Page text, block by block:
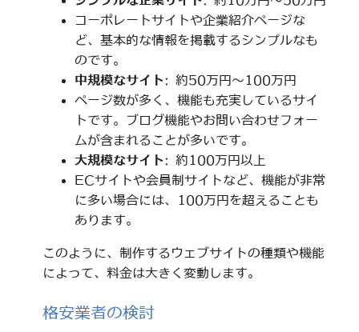
コーポレートサイトや企業紹介ページな
ど、基本的な情報を掲載するシンプルなも
のです。
中規模なサイト: 約50万円～100万円
ページ数が多く、機能も充実しているサイ
トです。ブログ機能やお問い合わせフォー
ムが含まれることが多いです。
大規模なサイト: 約100万円以上
ECサイトや会員制サイトなど、機能が非常
に多い場合には、100万円を超えることも
あります。
このように、制作するウェブサイトの種類や機能
によって、料金は大きく変動します。
格安業者の検討